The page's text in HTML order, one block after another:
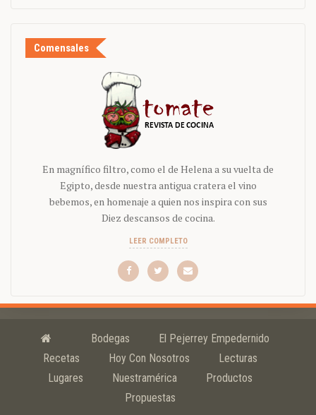
Comensales
En magnífico filtro, como el de Helena a su vuelta de
Egipto, desde nuestra antigua cratera el vino
bebemos, en homenaje a quien nos inspira con sus
Diez descansos de cocina.
LEER COMPLETO
Bodegas
El Pejerrey Empedernido
Recetas
Hoy Con Nosotros
Lecturas
Lugares
Nuestramérica
Productos
Propuestas